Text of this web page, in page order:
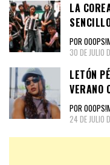
LA
POR
30 DE JULIO
LETÓN
VERANO
POR
24 DE JULIO